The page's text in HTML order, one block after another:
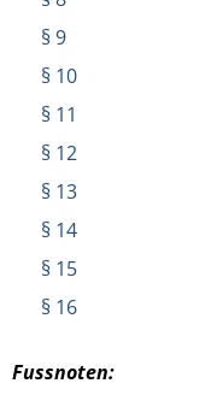
§ 9
§ 10
§ 11
§ 12
§ 13
§ 14
§ 15
§ 16
Fussnoten: